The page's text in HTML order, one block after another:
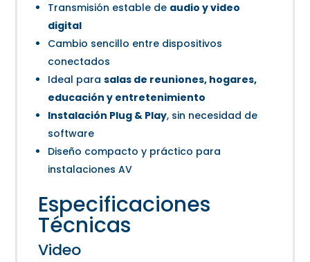
Transmisión estable de audio y video
digital
Cambio sencillo entre dispositivos
conectados
Ideal parasalas de reuniones, hogares,
educación y entretenimiento
Instalación Plug & Play, sin necesidad de
software
Diseño compacto y práctico para
instalaciones AV
Especificaciones
Técnicas
Video